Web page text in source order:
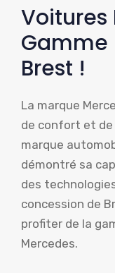
Voitures
Gamme
Brest !
La marque
de confort et de
marque
démontré sa
des
concession de
profiter de la
Mercedes.